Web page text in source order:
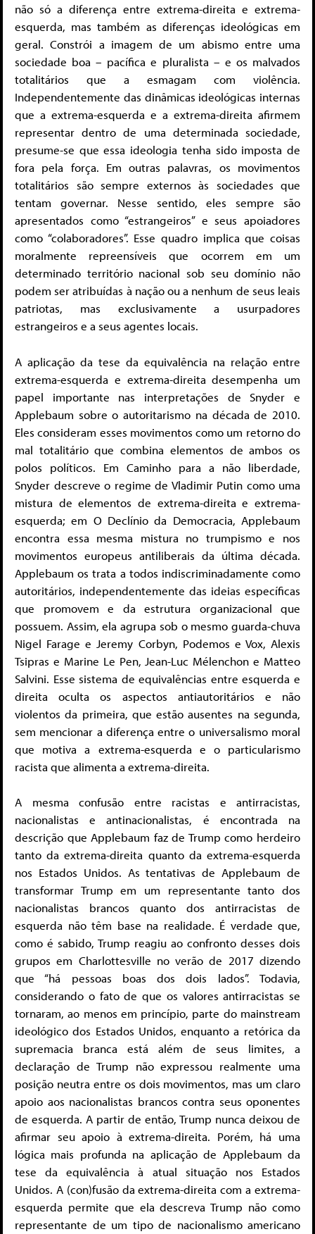
não só a diferença entre extrema-direita e extrema-
esquerda, mas também as diferenças ideológicas em
geral. Constrói a imagem de um abismo entre uma
sociedade boa – pacífica e pluralista – e os malvados
totalitários que a esmagam com violência.
Independentemente das dinâmicas ideológicas internas
que a extrema-esquerda e a extrema-direita afirmem
representar dentro de uma determinada sociedade,
presume-se que essa ideologia tenha sido imposta de
fora pela força. Em outras palavras, os movimentos
totalitários são sempre externos às sociedades que
tentam governar. Nesse sentido, eles sempre são
apresentados como “estrangeiros” e seus apoiadores
como “colaboradores”. Esse quadro implica que coisas
moralmente repreensíveis que ocorrem em um
determinado território nacional sob seu domínio não
podem ser atribuídas à nação ou a nenhum de seus leais
patriotas, mas exclusivamente a usurpadores
estrangeiros e a seus agentes locais.
A aplicação da tese da equivalência na relação entre
extrema-esquerda e extrema-direita desempenha um
papel importante nas interpretações de Snyder e
Applebaum sobre o autoritarismo na década de 2010.
Eles consideram esses movimentos como um retorno do
mal totalitário que combina elementos de ambos os
polos políticos. Em Caminho para a não liberdade,
Snyder descreve o regime de Vladimir Putin como uma
mistura de elementos de extrema-direita e extrema-
esquerda; em O Declínio da Democracia, Applebaum
encontra essa mesma mistura no trumpismo e nos
movimentos europeus antiliberais da última década.
Applebaum os trata a todos indiscriminadamente como
autoritários, independentemente das ideias específicas
que promovem e da estrutura organizacional que
possuem. Assim, ela agrupa sob o mesmo guarda-chuva
Nigel Farage e Jeremy Corbyn, Podemos e Vox, Alexis
Tsipras e Marine Le Pen, Jean-Luc Mélenchon e Matteo
Salvini. Esse sistema de equivalências entre esquerda e
direita oculta os aspectos antiautoritários e não
violentos da primeira, que estão ausentes na segunda,
sem mencionar a diferença entre o universalismo moral
que motiva a extrema-esquerda e o particularismo
racista que alimenta a extrema-direita.
A mesma confusão entre racistas e antirracistas,
nacionalistas e antinacionalistas, é encontrada na
descrição que Applebaum faz de Trump como herdeiro
tanto da extrema-direita quanto da extrema-esquerda
nos Estados Unidos. As tentativas de Applebaum de
transformar Trump em um representante tanto dos
nacionalistas brancos quanto dos antirracistas de
esquerda não têm base na realidade. É verdade que,
como é sabido, Trump reagiu ao confronto desses dois
grupos em Charlottesville no verão de 2017 dizendo
que “há pessoas boas dos dois lados”. Todavia,
considerando o fato de que os valores antirracistas se
tornaram, ao menos em princípio, parte do mainstream
ideológico dos Estados Unidos, enquanto a retórica da
supremacia branca está além de seus limites, a
declaração de Trump não expressou realmente uma
posição neutra entre os dois movimentos, mas um claro
apoio aos nacionalistas brancos contra seus oponentes
de esquerda. A partir de então, Trump nunca deixou de
afirmar seu apoio à extrema-direita. Porém, há uma
lógica mais profunda na aplicação de Applebaum da
tese da equivalência à atual situação nos Estados
Unidos. A (con)fusão da extrema-direita com a extrema-
esquerda permite que ela descreva Trump não como
representante de um tipo de nacionalismo americano